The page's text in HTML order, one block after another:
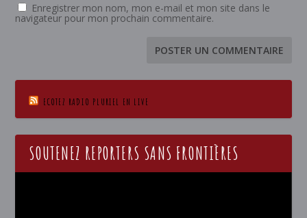
Enregistrer mon nom, mon e-mail et mon site dans le
navigateur pour mon prochain commentaire.
ECOTEZ RADIO PLURIEL EN LIVE
SOUTENEZ REPORTERS SANS FRONTIÈRES